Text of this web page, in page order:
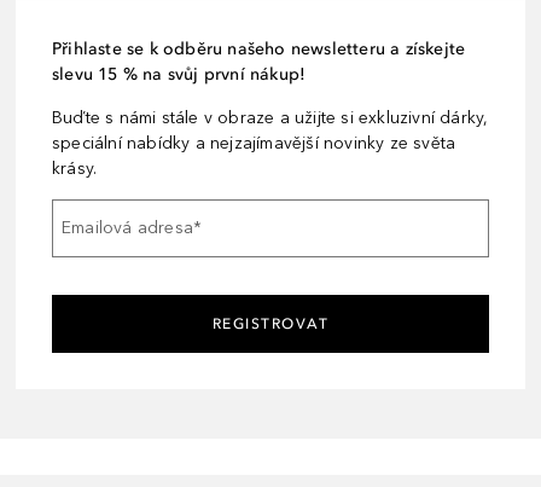
Přihlaste se k odběru našeho newsletteru a získejte
slevu 15 % na svůj první nákup!
Buďte s námi stále v obraze a užijte si exkluzivní dárky,
speciální nabídky a nejzajímavější novinky ze světa
krásy.
Emailová adresa*
REGISTROVAT